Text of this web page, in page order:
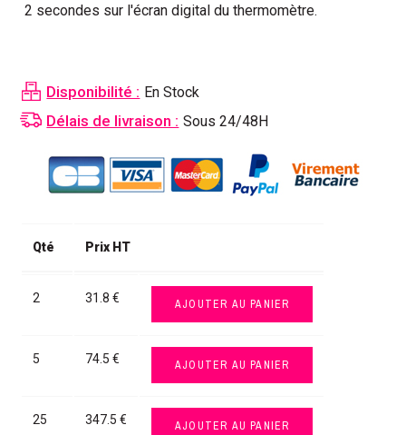
2 secondes sur l'écran digital du thermomètre.
Disponibilité : En Stock
Délais de livraison : Sous 24/48H
Qté Prix HT
2 31.8 € AJOUTER AU PANIER
5 74.5 € AJOUTER AU PANIER
25 347.5 € AJOUTER AU PANIER